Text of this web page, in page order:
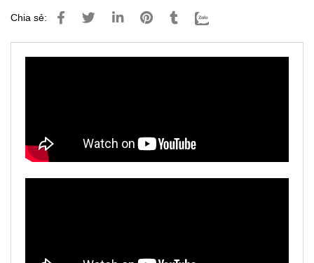
Chia sẻ: